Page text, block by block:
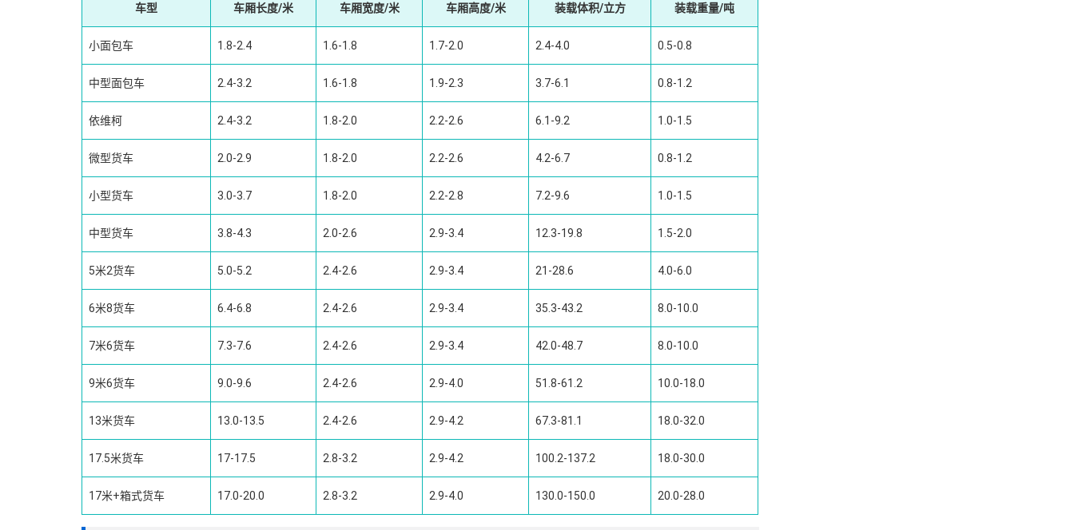
车型 车厢长度/米 车厢宽度/米 车厢高度/米 装载体积/立方 装载重量/吨
小面包车 1.8-2.4 1.6-1.8 1.7-2.0 2.4-4.0 0.5-0.8
中型面包车 2.4-3.2 1.6-1.8 1.9-2.3 3.7-6.1 0.8-1.2
依维柯 2.4-3.2 1.8-2.0 2.2-2.6 6.1-9.2 1.0-1.5
微型货车 2.0-2.9 1.8-2.0 2.2-2.6 4.2-6.7 0.8-1.2
小型货车 3.0-3.7 1.8-2.0 2.2-2.8 7.2-9.6 1.0-1.5
中型货车 3.8-4.3 2.0-2.6 2.9-3.4 12.3-19.8 1.5-2.0
5米2货车 5.0-5.2 2.4-2.6 2.9-3.4 21-28.6 4.0-6.0
6米8货车 6.4-6.8 2.4-2.6 2.9-3.4 35.3-43.2 8.0-10.0
7米6货车 7.3-7.6 2.4-2.6 2.9-3.4 42.0-48.7 8.0-10.0
9米6货车 9.0-9.6 2.4-2.6 2.9-4.0 51.8-61.2 10.0-18.0
13米货车 13.0-13.5 2.4-2.6 2.9-4.2 67.3-81.1 18.0-32.0
17.5米货车 17-17.5 2.8-3.2 2.9-4.2 100.2-137.2 18.0-30.0
17米+箱式货车 17.0-20.0 2.8-3.2 2.9-4.0 130.0-150.0 20.0-28.0